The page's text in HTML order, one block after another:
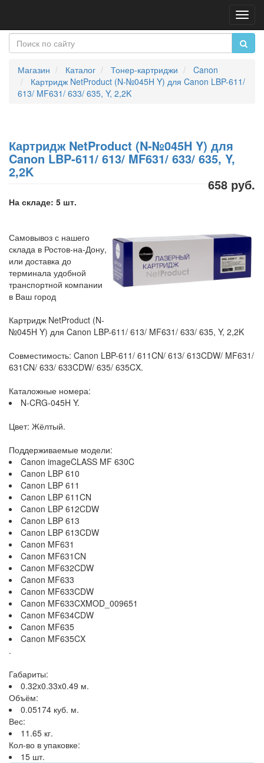
Магазин Каталог Тонер-картриджи
Canon
Картридж NetProduct (N-№045H Y) для Canon LBP-611/
613/ MF631/ 633/ 635, Y, 2,2K
Картридж NetProduct (N-№045H Y) для
Canon LBP-611/ 613/ MF631/ 633/ 635, Y,
2,2K
658 руб.
На складе: 5 шт.
Самовывоз с нашего
склада в Ростов-на-Дону,
или доставка до
терминала удобной
транспортной компании
в Ваш город
Картридж NetProduct (N-
№045H Y) для Canon LBP-611/ 613/ MF631/ 633/ 635, Y, 2,2K
Совместимость: Canon LBP-611/ 611CN/ 613/ 613CDW/ MF631/
631CN/ 633/ 633CDW/ 635/ 635CX.
Каталожные номера:
N-CRG-045H Y.
Цвет: Жёлтый.
Поддерживаемые модели:
Canon imageCLASS MF 630C
Canon LBP 610
Canon LBP 611
Canon LBP 611CN
Canon LBP 612CDW
Canon LBP 613
Canon LBP 613CDW
Canon MF631
Canon MF631CN
Canon MF632CDW
Canon MF633
Canon MF633CDW
Canon MF633CXMOD_009651
Canon MF634CDW
Canon MF635
Canon MF635CX
.
Габариты:
0.32x0.33x0.49 м.
Объём:
0.05174 куб. м.
Вес:
11.65 кг.
Кол-во в упаковке:
15 шт.